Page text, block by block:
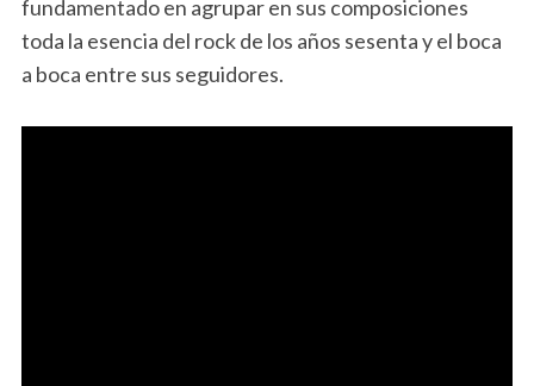
fundamentado en agrupar en sus composiciones
toda la esencia del rock de los años sesenta y el boca
a boca entre sus seguidores.